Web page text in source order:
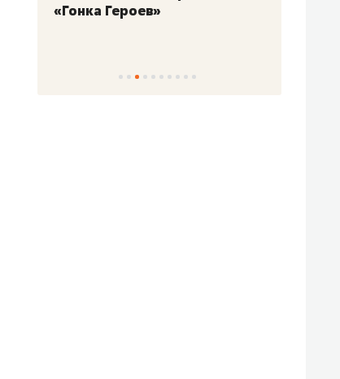
«Гонка Героев»